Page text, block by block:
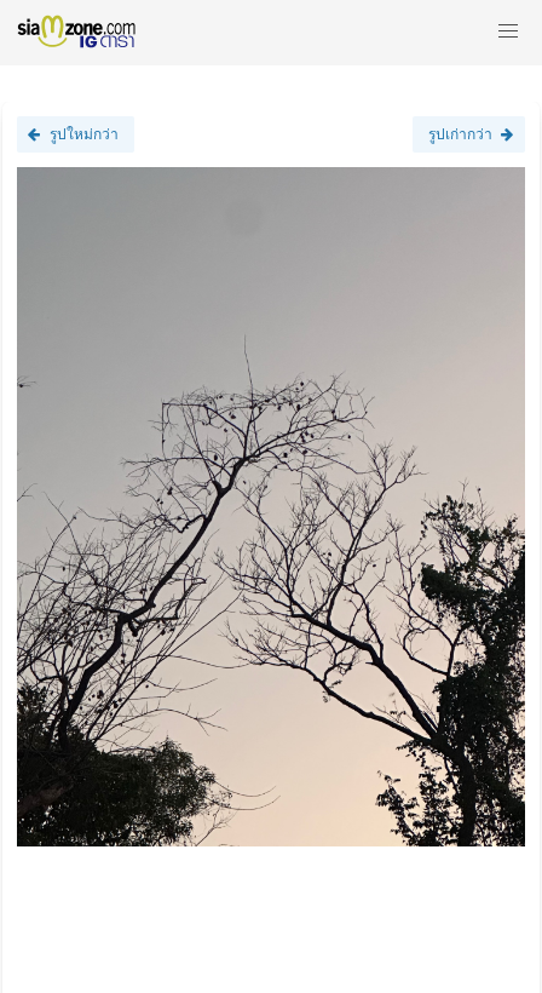
รูปใหม่กว่า รูปเก่ากว่า